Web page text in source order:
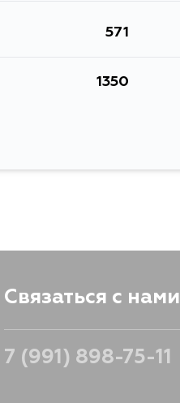
571
1350
Связаться с нами
7 (991) 898-75-11